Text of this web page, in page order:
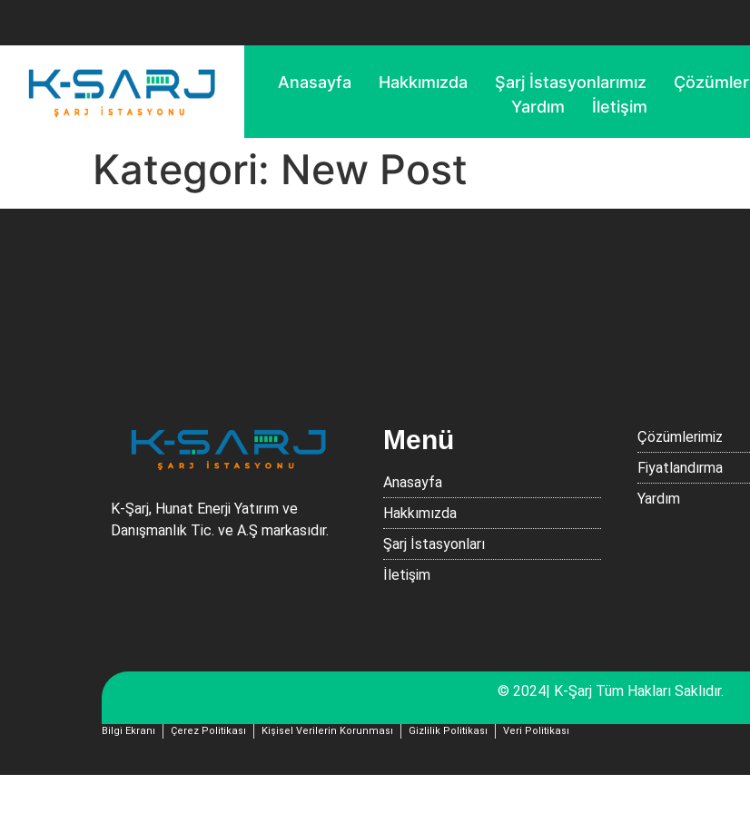
Anasayfa Hakkımızda Şarj İstasyonlarımız Çözümler
Yardım
İletişim
Kategori: New Post
K-Şarj, Hunat Enerji Yatırım ve
Danışmanlık Tic. ve A.Ş markasıdır.
Menü
Anasayfa
Hakkımızda
Şarj İstasyonları
İletişim
Çözümlerimiz
Fiyatlandırma
Yardım
© 2024| K-Şarj Tüm Hakları Saklıdır.
Bilgi Ekranı Çerez Politikası Kişisel Verilerin Korunması Gizlilik Politikası Veri Politikası